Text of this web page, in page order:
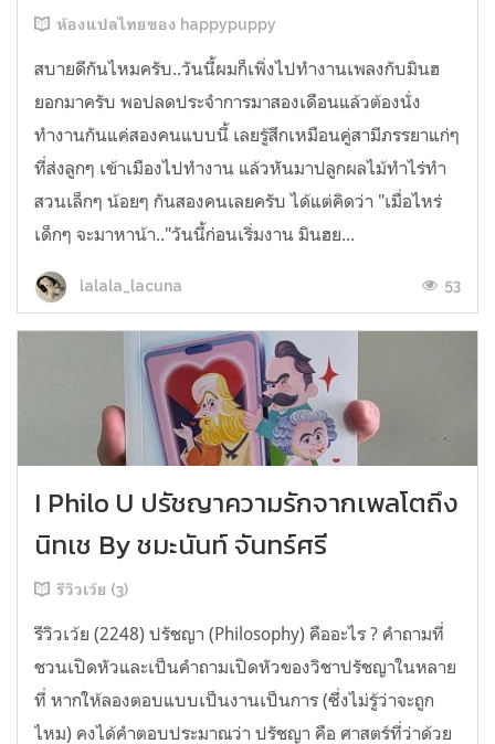
ห้องแปลไทยของ happypuppy
สบายดีกันไหมครับ..วันนี้ผมก็เพิ่งไปทำงานเพลงกับมินฮ
ยอกมาครับ พอปลดประจำการมาสองเดือนแล้วต้องนั่ง
ทำงานกันแค่สองคนแบบนี้ เลยรู้สึกเหมือนคู่สามีภรรยาแก่ๆ
ที่ส่งลูกๆ เข้าเมืองไปทำงาน แล้วหันมาปลูกผลไม้ทำไร่ทำ
สวนเล็กๆ น้อยๆ กันสองคนเลยครับ ได้แต่คิดว่า "เมื่อไหร่
เด็กๆ จะมาหาน้า.."วันนี้ก่อนเริ่มงาน มินฮย...
lalala_lacuna 53
I Philo U ปรัชญาความรักจากเพลโตถึง
นิทเช By ชมะนันท์ จันทร์ศรี
รีวิวเว้ย (3)
รีวิวเว้ย (2248) ปรัชญา (Philosophy) คืออะไร ? คำถามที่
ชวนเปิดหัวและเป็นคำถามเปิดหัวของวิชาปรัชญาในหลาย
ที่ หากให้ลองตอบแบบเป็นงานเป็นการ (ซึ่งไม่รู้ว่าจะถูก
ไหม) คงได้คำตอบประมาณว่า ปรัชญา คือ ศาสตร์ที่ว่าด้วย